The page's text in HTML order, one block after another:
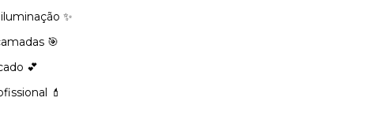
✨
🎯
💕
💄